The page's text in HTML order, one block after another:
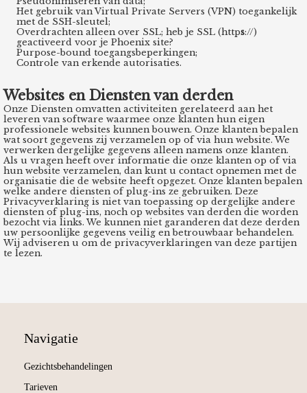
Het gebruik van Virtual Private Servers (VPN) toegankelijk
met de SSH-sleutel;
Overdrachten alleen over SSL; heb je SSL (https://)
geactiveerd voor je Phoenix site?
Purpose-bound toegangsbeperkingen;
Controle van erkende autorisaties.
Websites en Diensten van derden
Onze Diensten omvatten activiteiten gerelateerd aan het
leveren van software waarmee onze klanten hun eigen
professionele websites kunnen bouwen. Onze klanten bepalen
wat soort gegevens zij verzamelen op of via hun website. We
verwerken dergelijke gegevens alleen namens onze klanten.
Als u vragen heeft over informatie die onze klanten op of via
hun website verzamelen, dan kunt u contact opnemen met de
organisatie die de website heeft opgezet. Onze klanten bepalen
welke andere diensten of plug-ins ze gebruiken. Deze
Privacyverklaring is niet van toepassing op dergelijke andere
diensten of plug-ins, noch op websites van derden die worden
bezocht via links. We kunnen niet garanderen dat deze derden
uw persoonlijke gegevens veilig en betrouwbaar behandelen.
Wij adviseren u om de privacyverklaringen van deze partijen
te lezen.
Navigatie
Gezichtsbehandelingen
Tarieven